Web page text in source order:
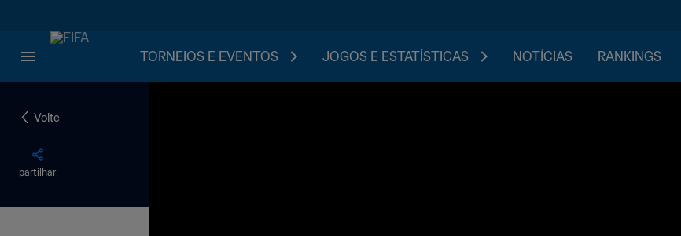
TORNEIOS E EVENTOS JOGOS E ESTATÍSTICAS NOTÍCIAS RANKINGS
Volte
partilhar